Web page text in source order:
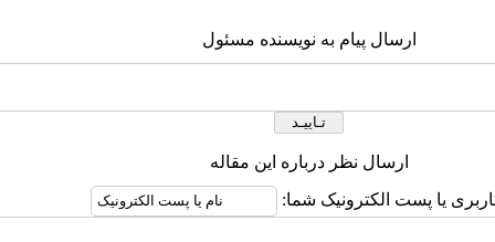
ارسال پیام به نویسنده مسئول
ارسال نظر درباره این مقاله
یا پست الکترونیک شما: